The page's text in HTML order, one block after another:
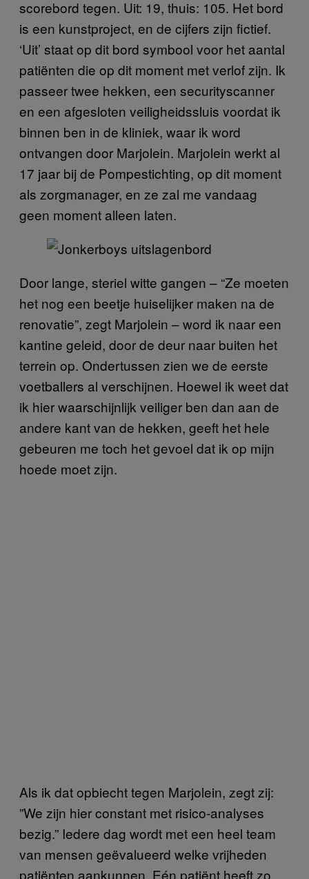
scorebord tegen. Uit: 19, thuis: 105. Het bord
is een kunstproject, en de cijfers zijn fictief.
‘Uit’ staat op dit bord symbool voor het aantal
patiënten die op dit moment met verlof zijn. Ik
passeer twee hekken, een securityscanner
en een afgesloten veiligheidssluis voordat ik
binnen ben in de kliniek, waar ik word
ontvangen door Marjolein. Marjolein werkt al
17 jaar bij de Pompestichting, op dit moment
als zorgmanager, en ze zal me vandaag
geen moment alleen laten.
Door lange, steriel witte gangen – “Ze moeten
het nog een beetje huiselijker maken na de
renovatie”, zegt Marjolein – word ik naar een
kantine geleid, door de deur naar buiten het
terrein op. Ondertussen zien we de eerste
voetballers al verschijnen. Hoewel ik weet dat
ik hier waarschijnlijk veiliger ben dan aan de
andere kant van de hekken, geeft het hele
gebeuren me toch het gevoel dat ik op mijn
hoede moet zijn.
Als ik dat opbiecht tegen Marjolein, zegt zij:
”We zijn hier constant met risico-analyses
bezig.” Iedere dag wordt met een heel team
van mensen geëvalueerd welke vrijheden
patiënten aankunnen. Eén patiënt heeft zo